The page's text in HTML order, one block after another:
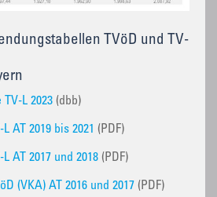
TVöD und TV-
L 2023 (dbb)
AT 2019 bis 2021 (PDF)
AT 2017 und 2018 (PDF)
(VKA) AT 2016 und 2017 (PDF)